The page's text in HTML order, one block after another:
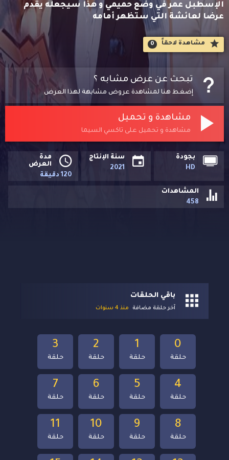
الإسطبل عمر في وضع حميمي و هذا سيجعله يقدم
عرضا لعائشة التي ستظهر أمامه
مشاهدة لاحقاََ 0
تبحث عن عرض مشابه ؟
إضغط هنا لمشاهدة عروض مشابهة لهذا العرض
مشاهدة و تحميل
مشاهدة و تحميل على تاكسي السيما
بجودة
HD
سنة الإنتاج
2021
مدة
العرض
120 دقيقة
المشاهدات
458
باقي الحلقات
آخر حلقة مضافة منذ 4 سنوات
11
حلقة
10
حلقة
9
حلقة
8
حلقة
7
حلقة
6
حلقة
5
حلقة
4
حلقة
3
حلقة
2
حلقة
1
حلقة
0
حلقة